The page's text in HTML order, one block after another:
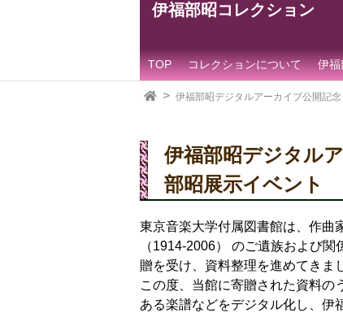
伊福部昭コレクション
TOP コレクションについて 伊福
伊福部昭デジタルアーカイブ公開記
伊福部昭デジタル
部昭展示イベント
東京音楽大学付属図書館は、作曲
（1914-2006） のご遺族および
贈を受け、資料整理を進めてきま
この度、当館に寄贈された資料の
ある楽譜などをデジタル化し、伊